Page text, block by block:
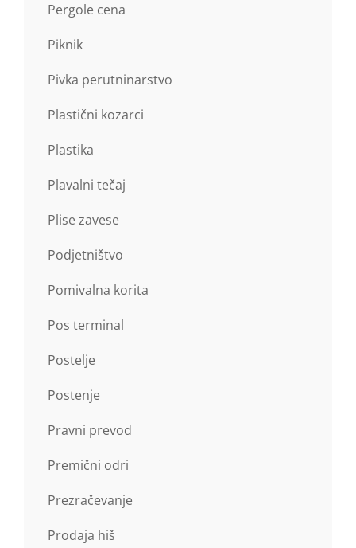
Pergole cena
Piknik
Pivka perutninarstvo
Plastični kozarci
Plastika
Plavalni tečaj
Plise zavese
Podjetništvo
Pomivalna korita
Pos terminal
Postelje
Postenje
Pravni prevod
Premični odri
Prezračevanje
Prodaja hiš